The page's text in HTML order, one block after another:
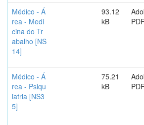
Médico - Á
rea - Medi
cina do Tr
abalho [NS
14]
93.12
kB
PDF
Médico - Á
rea - Psiqu
iatria [NS3
5]
75.21
kB
PDF